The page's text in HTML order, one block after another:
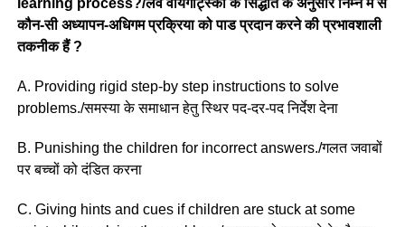
learning process?/लेव वायगोट्स्की के सिद्धांत के अनुसार निम्न में से
कौन-सी अध्यापन-अधिगम प्रक्रिया को पाड प्रदान करने की प्रभावशाली
तकनीक हैं ?
A. Providing rigid step-by step instructions to solve
problems./समस्या के समाधान हेतु स्थिर पद-दर-पद निर्देश देना
B. Punishing the children for incorrect answers./गलत जवाबों
पर बच्चों को दंडित करना
C. Giving hints and cues if children are stuck at some